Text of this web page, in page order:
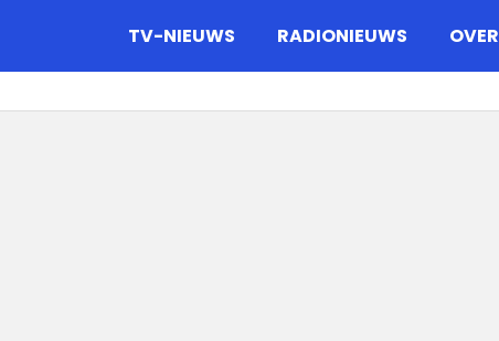
TV-NIEUWS RADIONIEUWS OVER